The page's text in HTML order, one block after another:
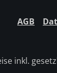
AGB
inkl.